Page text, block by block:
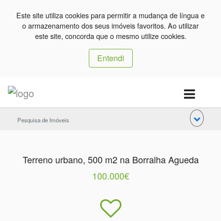
Este site utiliza cookies para permitir a mudança de língua e
o armazenamento dos seus imóveis favoritos. Ao utilizar
este site, concorda que o mesmo utilize cookies.
Entendi
Pesquisa de Imóveis
Terreno urbano, 500 m2 na Borralha Agueda
100.000€